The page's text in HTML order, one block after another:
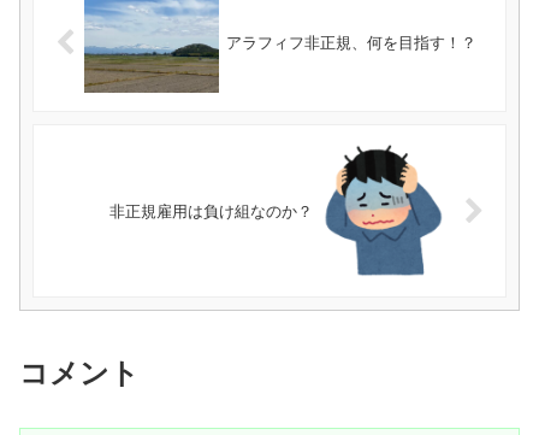
アラフィフ非正規、何を目指す！？
非正規雇用は負け組なのか？
コメント